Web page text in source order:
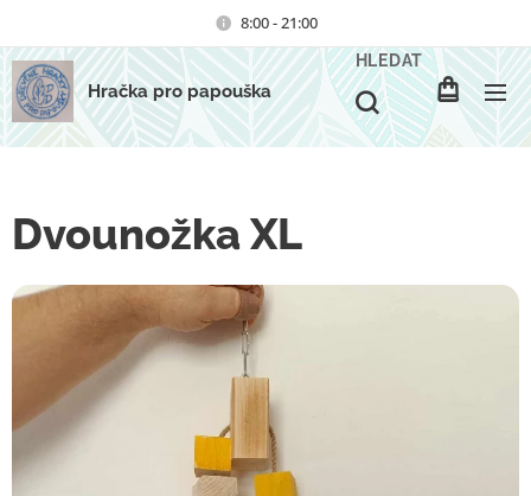
8:00 - 21:00
Hračka pro papouška
HLEDAT
Dvounožka XL